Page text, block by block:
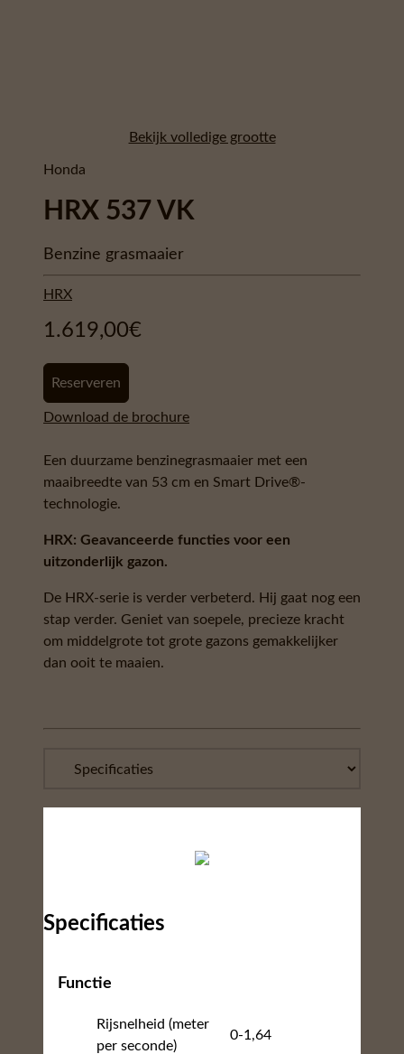
Bekijk volledige grootte
Honda
HRX 537 VK
Benzine grasmaaier
HRX
1.619,00€
Reserveren
Download de brochure
Een duurzame benzinegrasmaaier met een
maaibreedte van 53 cm en Smart Drive®-
technologie.
HRX: Geavanceerde functies voor een
uitzonderlijk gazon.
De HRX-serie is verder verbeterd. Hij gaat nog een
stap verder. Geniet van soepele, precieze kracht
om middelgrote tot grote gazons gemakkelijker
dan ooit te maaien.
Specificaties
Functie
Rijsnelheid (meter
per seconde)
0-1,64